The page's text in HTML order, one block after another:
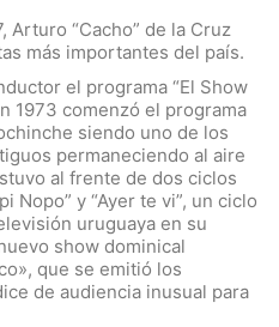
Arturo “Cacho” de la Cruz
más importantes del país.
el programa “El Show
1973 comenzó el programa
siendo uno de los
permaneciendo al aire
al frente de dos ciclos
Nopo” y “Ayer te vi”, un ciclo
uruguaya en su
show dominical
que se emitió los
de audiencia inusual para